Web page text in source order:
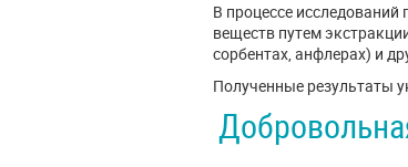
В процессе
веществ путем
сорбентах, анфлерах) и
Полученные результаты